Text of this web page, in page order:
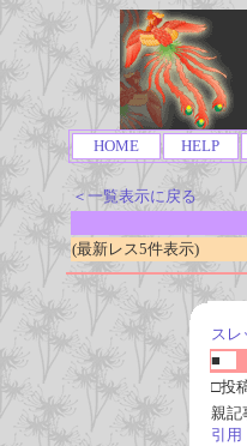
HOME HELP
＜一覧表示に戻る
(最新レス5件表示)
スレ
■
□投
親記
引用